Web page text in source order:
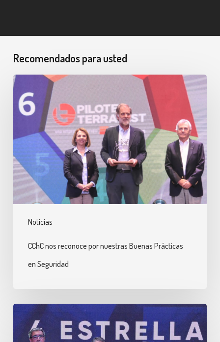
Recomendados para usted
Noticias
CChC
nos
reconoce
nuestras
Buenas
Prácticas
en
Seguridad
CChC nos reconoce por nuestras Buenas Prácticas
en Seguridad
Entramos